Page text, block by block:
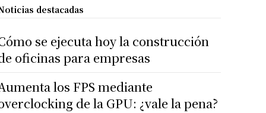
destacadas
se ejecuta hoy la construcción
oficinas para empresas
los FPS mediante
de la GPU: ¿vale la pena?